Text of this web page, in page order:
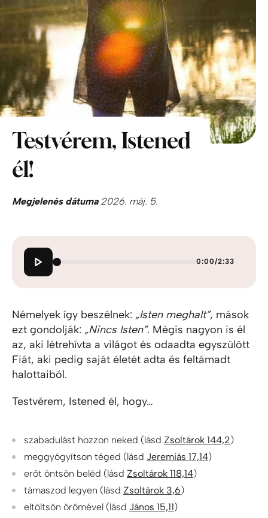
Testvérem, Istened
él!
Megjelenés dátuma2026. máj. 5.
0:00/2:33
Némelyek így beszélnek: „Isten meghalt”, mások
ezt gondolják: „Nincs Isten”. Mégis nagyon is él
az, aki létrehívta a világot és odaadta egyszülött
Fiát, aki pedig saját életét adta és feltámadt
halottaiból.
Testvérem, Istened él, hogy…
szabadulást hozzon neked (lásd Zsoltárok 144,2)
meggyógyítson téged (lásd Jeremiás 17,14)
erőt öntsön beléd (lásd Zsoltárok 118,14)
támaszod legyen (lásd Zsoltárok 3,6)
eltöltsön örömével (lásd János 15,11)